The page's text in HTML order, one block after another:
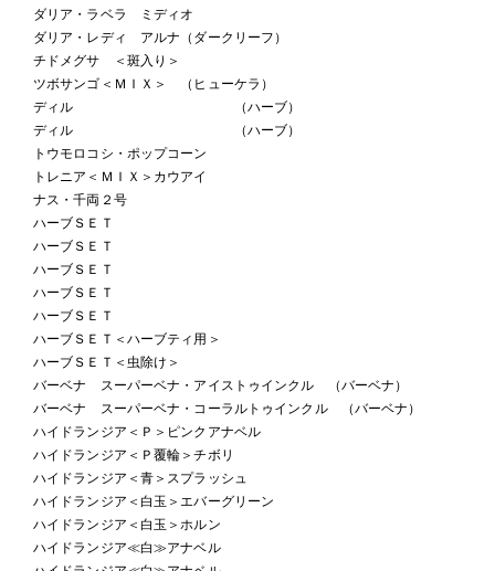
ダリア・ラベラ ミディオ
ダリア・レディ アルナ（ダークリーフ）
チドメグサ ＜斑入り＞
ツボサンゴ＜ＭＩＸ＞ （ヒューケラ）
ディル （ハーブ）
ディル （ハーブ）
トウモロコシ・ポップコーン
トレニア＜ＭＩＸ＞カウアイ
ナス・千両２号
ハーブＳＥＴ
ハーブＳＥＴ
ハーブＳＥＴ
ハーブＳＥＴ
ハーブＳＥＴ
ハーブＳＥＴ＜ハーブティ用＞
ハーブＳＥＴ＜虫除け＞
バーベナ スーパーベナ・アイストゥインクル （バーベナ）
バーベナ スーパーベナ・コーラルトゥインクル （バーベナ）
ハイドランジア＜Ｐ＞ピンクアナベル
ハイドランジア＜Ｐ覆輪＞チボリ
ハイドランジア＜青＞スプラッシュ
ハイドランジア＜白玉＞エバーグリーン
ハイドランジア＜白玉＞ホルン
ハイドランジア≪白≫アナベル